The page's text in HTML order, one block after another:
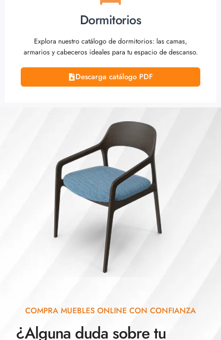
Dormitorios
Explora nuestro catálogo de dormitorios: las camas,
armarios y cabeceros ideales para tu espacio de descanso.
Descarga catálogo PDF
COMPRA MUEBLES ONLINE CON CONFIANZA
¿Alguna duda sobre tu